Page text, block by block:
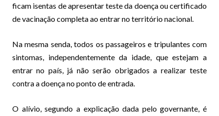
ficam isentas de apresentar teste da doença ou certificado
de vacinação completa ao entrar no território nacional.
Na mesma senda, todos os passageiros e tripulantes com
sintomas, independentemente da idade, que estejam a
entrar no país, já não serão obrigados a realizar teste
contra a doença no ponto de entrada.
O alívio, segundo a explicação dada pelo governante, é